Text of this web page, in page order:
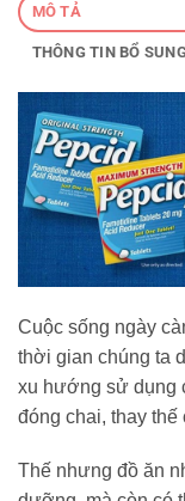
MÔ TẢ
THÔNG TIN BỔ
Cuộc sống ngày
thời gian chúng ta
xu hướng sử dụng
đóng chai, thay
Thế nhưng đồ ăn